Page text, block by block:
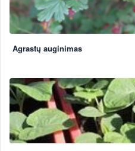
Agrastų auginimas